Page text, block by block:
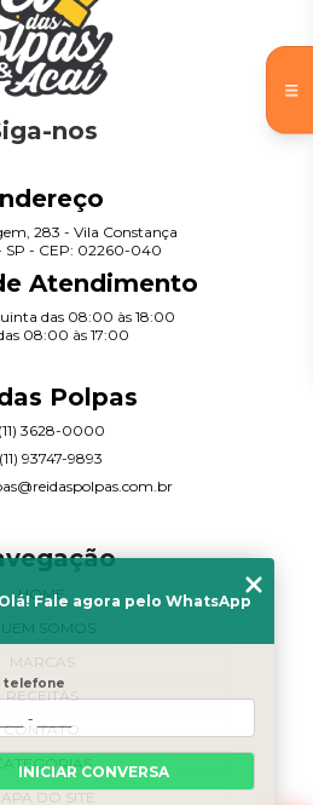
nos
283 - Vila Constança
SP - CEP: 02260-040
Atendimento
das 08:00 às 18:00
08:00 às 17:00
Polpas
(11) 3628-0000
(11) 93747-9893
HOME
SOMOS
MARCAS
RECEITAS
CONTATO
CATEGORIAS
DO SITE
Olá! Fale agora pelo WhatsApp
telefone
INICIAR CONVERSA